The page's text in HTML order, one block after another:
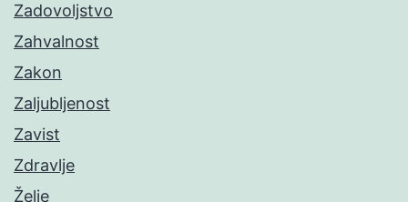
Zadovoljstvo
Zahvalnost
Zakon
Zaljubljenost
Zavist
Zdravlje
Želje